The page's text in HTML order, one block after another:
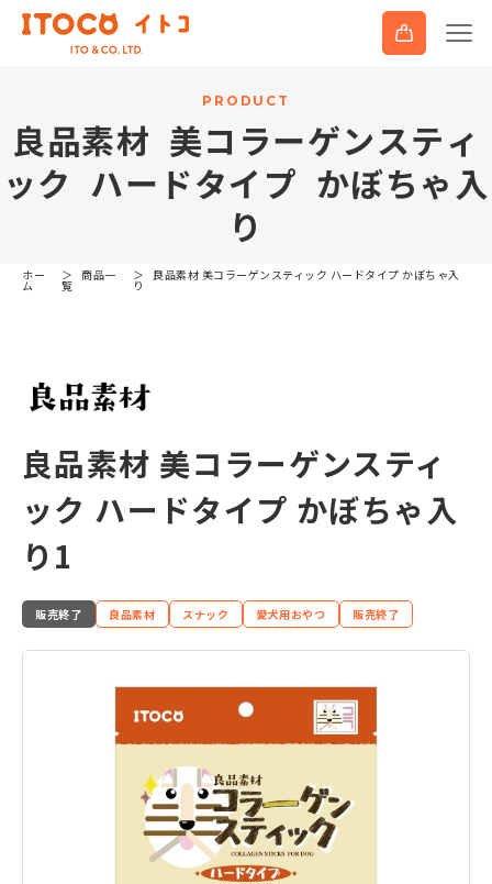
P R O D U C T
良品素材 美コ ラーゲンスティ
ック ハー ドタイプ かぼちゃ 入
り
ホー
ム
商品一
覧
良品素材 美コラーゲンスティック ハードタイプ かぼちゃ入
り
良品素材 美コラーゲンスティ
ック ハードタイプ かぼちゃ入
り1
販売終了 良品素材 スナック 愛犬用おやつ 販売終了